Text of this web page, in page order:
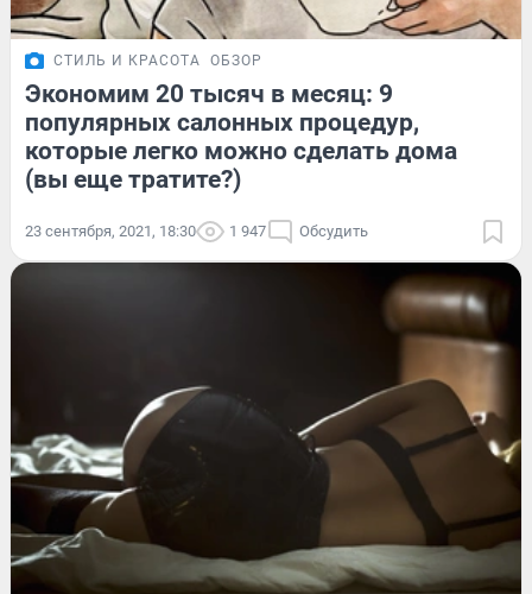
СТИЛЬ И КРАСОТА ОБЗОР
Экономим 20 тысяч в месяц: 9
популярных салонных процедур,
которые легко можно сделать дома
(вы еще тратите?)
23 сентября, 2021, 18:30 1 947 Обсудить